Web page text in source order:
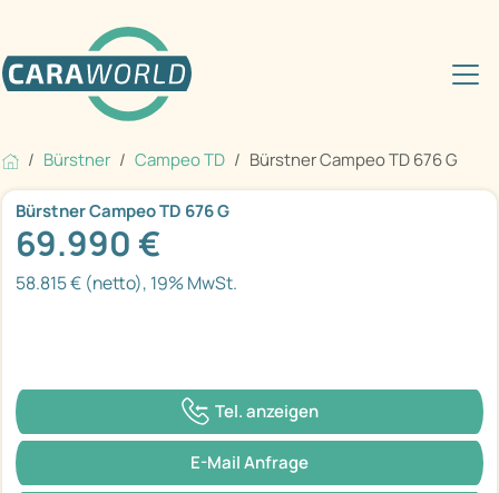
Bürstner Campeo TD Bürstner Campeo TD 676 G
Bürstner Campeo TD 676 G
69.990 €
58.815 € (netto), 19% MwSt.
Tel. anzeigen
E-Mail Anfrage